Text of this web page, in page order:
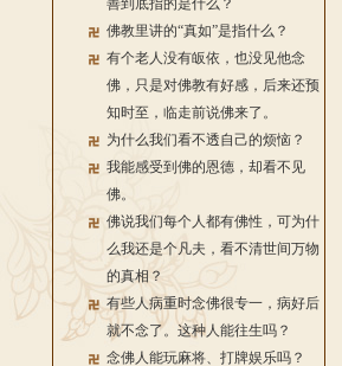
善到底指的是什么？
佛教里讲的“真如”是指什么？
有个老人没有皈依，也没见他念
佛，只是对佛教有好感，后来还预
知时至，临走前说佛来了。
为什么我们看不透自己的烦恼？
我能感受到佛的恩德，却看不见
佛。
佛说我们每个人都有佛性，可为什
么我还是个凡夫，看不清世间万物
的真相？
有些人病重时念佛很专一，病好后
就不念了。这种人能往生吗？
念佛人能玩麻将、打牌娱乐吗？